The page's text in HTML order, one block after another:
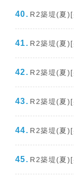
R2築堤(夏
R2築堤(夏
R2築堤(夏
R2築堤(夏
R2築堤(夏
R2築堤(夏